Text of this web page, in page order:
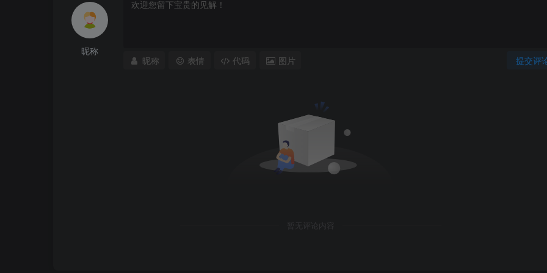
昵称
提交评
昵称 表情 代码 图片
暂无评论内容